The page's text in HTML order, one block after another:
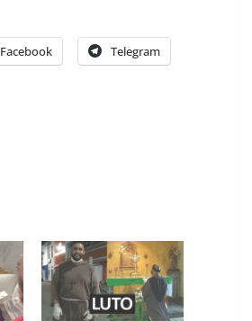
Facebook Telegram